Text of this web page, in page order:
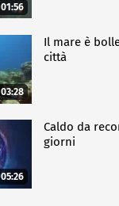
01:56
03:28
Il mare è
città
05:26
Caldo da
giorni